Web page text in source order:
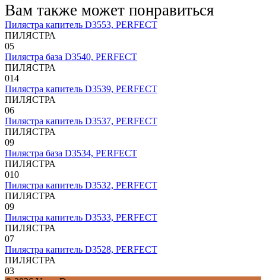
Вам также может понравиться
Пилястра капитель D3553, PERFECT
ПИЛЯСТРА
05
Пилястра база D3540, PERFECT
ПИЛЯСТРА
014
Пилястра капитель D3539, PERFECT
ПИЛЯСТРА
06
Пилястра капитель D3537, PERFECT
ПИЛЯСТРА
09
Пилястра база D3534, PERFECT
ПИЛЯСТРА
010
Пилястра капитель D3532, PERFECT
ПИЛЯСТРА
09
Пилястра капитель D3533, PERFECT
ПИЛЯСТРА
07
Пилястра капитель D3528, PERFECT
ПИЛЯСТРА
03